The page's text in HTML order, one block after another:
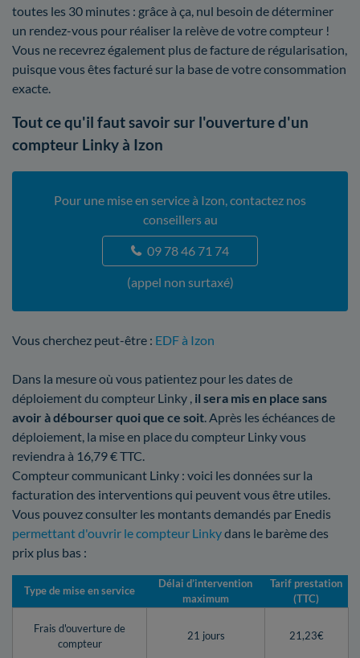
toutes les 30 minutes : grâce à ça, nul besoin de déterminer
un rendez-vous pour réaliser la relève de votre compteur !
Vous ne recevrez également plus de facture de régularisation,
puisque vous êtes facturé sur la base de votre consommation
exacte.
Tout ce qu'il faut savoir sur l'ouverture d'un
compteur Linky à Izon
Pour une mise en service à Izon, contactez nos
conseillers au
09 78 46 71 74
(appel non surtaxé)
Vous cherchez peut-être : EDF à Izon
Dans la mesure où vous patientez pour les dates de
déploiement du compteur Linky , il sera mis en place sans
avoir à débourser quoi que ce soit. Après les échéances de
déploiement, la mise en place du compteur Linky vous
reviendra à 16,79 € TTC.
Compteur communicant Linky : voici les données sur la
facturation des interventions qui peuvent vous être utiles.
Vous pouvez consulter les montants demandés par Enedis
permettant d'ouvrir le compteur Linkydans le barème des
prix plus bas :
Type de mise en service
Délai d’intervention
maximum
Tarif prestation
(TTC)
Frais d'ouverture de
compteur
21 jours 21,23€